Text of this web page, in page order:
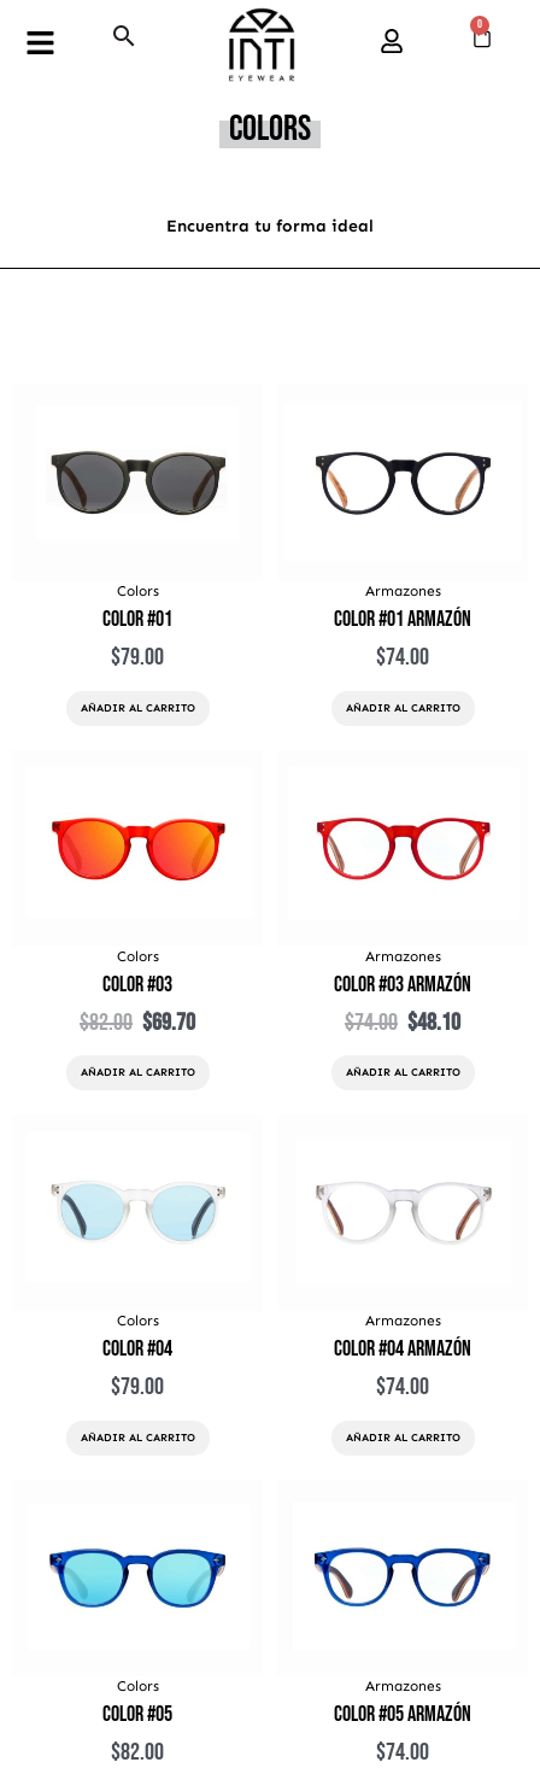
Flyout
Menu
0
Cart
Colors
Encuentra tu forma ideal
Colors
Color #01
$79.00
AÑADIR AL CARRITO
Armazones
Color #01 Armazón
$74.00
AÑADIR AL CARRITO
Colors
Color #03
$82.00
original
era:
$82.00.
$69.70
actual
es:
AÑADIR AL CARRITO
Armazones
Color #03 Armazón
$74.00
original
era:
$74.00.
$48.10
actual
es:
AÑADIR AL CARRITO
Colors
Color #04
$79.00
AÑADIR AL CARRITO
Armazones
Color #04 Armazón
$74.00
AÑADIR AL CARRITO
Colors
Color #05
$82.00
Armazones
Color #05 Armazón
$74.00